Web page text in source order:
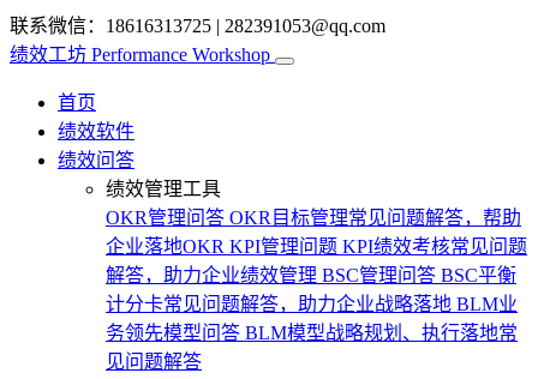
联系微信：18616313725 | 282391053@qq.com
绩效工坊 Performance Workshop
首页
绩效软件
绩效问答
绩效管理工具
OKR管理问答 OKR目标管理常见问题解答，帮助
企业落地OKR KPI管理问题 KPI绩效考核常见问题
解答，助力企业绩效管理 BSC管理问答 BSC平衡
计分卡常见问题解答，助力企业战略落地 BLM业
务领先模型问答 BLM模型战略规划、执行落地常
见问题解答